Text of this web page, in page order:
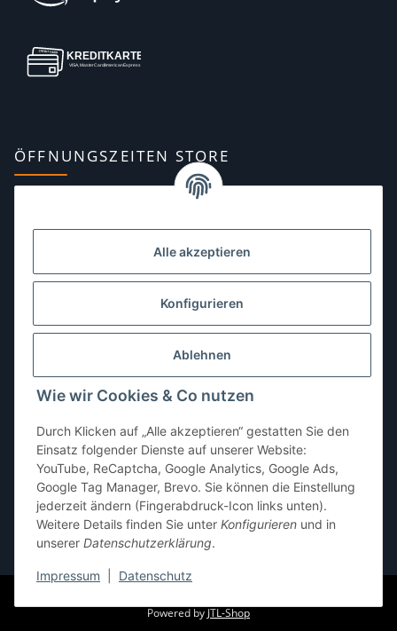
Alle akzeptieren
Konfigurieren
Ablehnen
Wie wir Cookies & Co nutzen
Durch Klicken auf „Alle akzeptieren“ gestatten Sie den
Einsatz folgender Dienste auf unserer Website:
YouTube, ReCaptcha, Google Analytics, Google Ads,
Google Tag Manager, Brevo. Sie können die Einstellung
jederzeit ändern (Fingerabdruck-Icon links unten).
Weitere Details finden Sie unter Konfigurieren und in
unserer Datenschutzerklärung.
Impressum Datenschutz
ÖFFNUNGSZEITEN STORE
10:00–13:00, 14:00–18:00 Uhr
Dienstag:10:00–13:00, 14:00–16:00 Uhr
10:00–13:00 Uhr
Freitag:10:00–13:00, 14:00–18:00 Uhr
Sonntag: geschlossen
* Alle Preise inkl. gesetzlicher USt., zzgl. Versand
Powered by JTL-Shop